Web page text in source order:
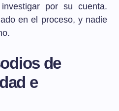
por su cuenta.
en el proceso, y nadie
de
e